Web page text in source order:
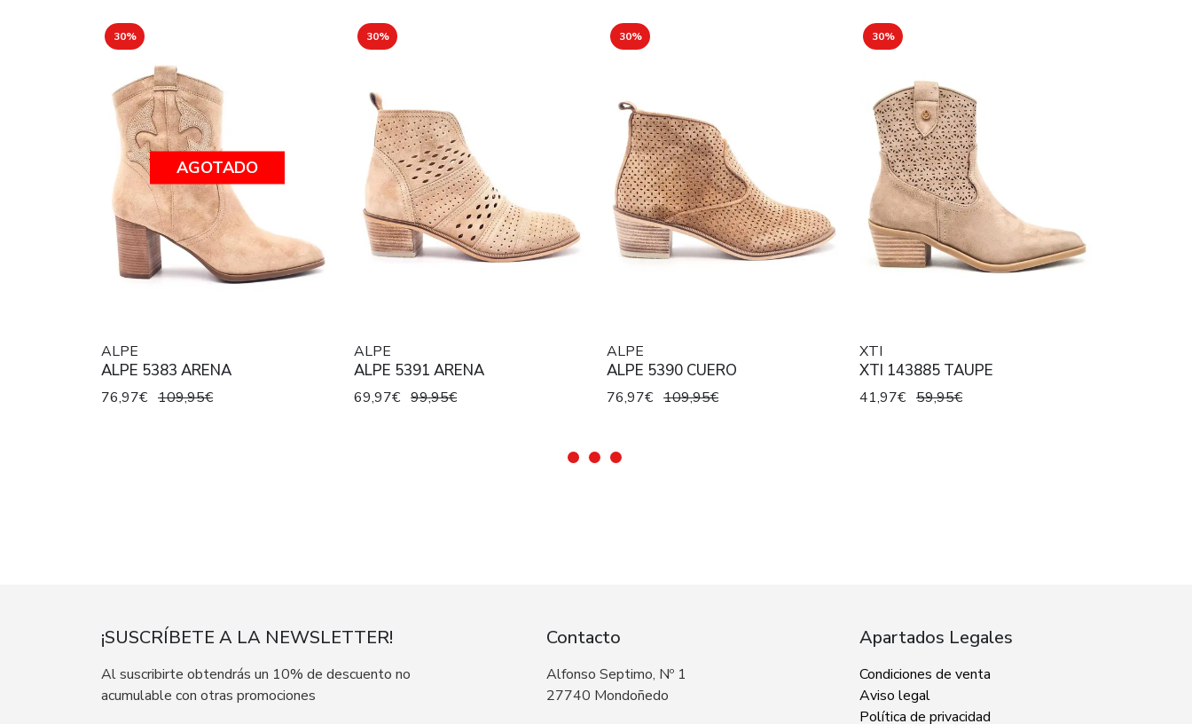
30%
AGOTADO
ALPE
ALPE 5383 ARENA
76,97€ 109,95€
30%
ALPE
ALPE 5391 ARENA
69,97€ 99,95€
30%
ALPE
ALPE 5390 CUERO
76,97€ 109,95€
30%
XTI
XTI 143885 TAUPE
41,97€ 59,95€
¡SUSCRÍBETE A LA NEWSLETTER!
Al suscribirte obtendrás un 10% de descuento no
acumulable con otras promociones
Contacto
Alfonso Septimo, Nº 1
27740 Mondoñedo
Apartados Legales
Condiciones de venta
Aviso legal
Política de privacidad